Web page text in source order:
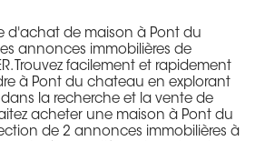
d'achat de maison à Pont du
annonces immobilières de
Trouvez facilement et rapidement
à Pont du chateau en explorant
dans la recherche et la vente de
acheter une maison à Pont du
de 2 annonces immobilières à